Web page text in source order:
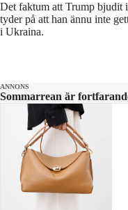
Det faktum att Trump bjudit
tyder på att han ännu inte
i Ukraina.
ANNONS
Sommarrean är